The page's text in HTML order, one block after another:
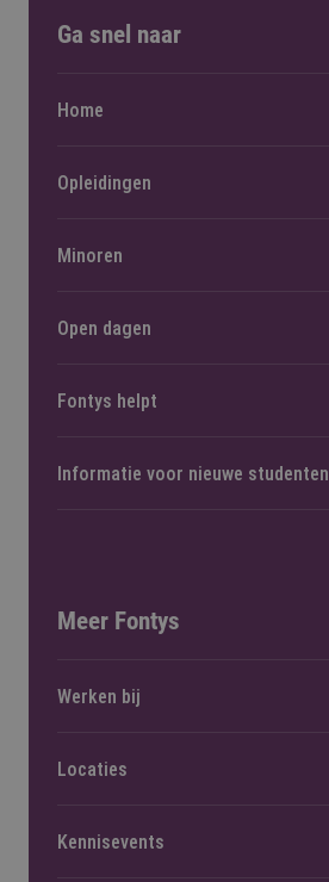
Ga snel naar
Home
Opleidingen
Minoren
Open dagen
Fontys helpt
Informatie voor nieuwe studenten
Meer Fontys
Werken bij
Locaties
Kennisevents